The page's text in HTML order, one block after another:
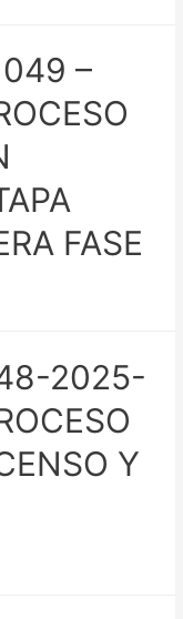
–
FASE
2025-
Y